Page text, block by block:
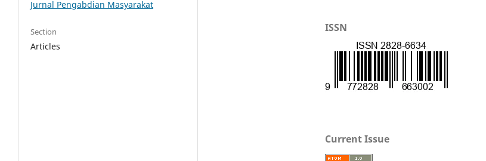
Jurnal Pengabdian Masyarakat
Section
Articles
ISSN
Current Issue